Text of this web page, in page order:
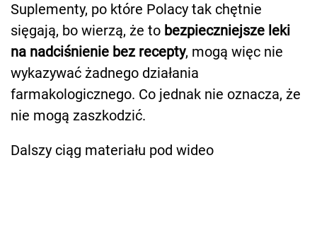
Suplementy, po które Polacy tak chętnie
sięgają, bo wierzą, że to bezpieczniejsze leki
na nadciśnienie bez recepty, mogą więc nie
wykazywać żadnego działania
farmakologicznego. Co jednak nie oznacza, że
nie mogą zaszkodzić.
Dalszy ciąg materiału pod wideo